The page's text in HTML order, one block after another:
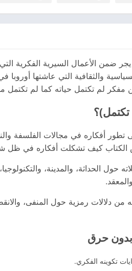
ضمن الأعمال السيرية الفكرية
والثقافية التي عاشتها
مفكر لم تكتمل حياته كما لم تكتمل
تكتمل)؟
تطور أفكاره في مجالات الفلسفة
كيف تشكلت أفكاره في ظل
حول الحداثة، والمدينة،
من دلالات رمزية حول المنفى،
بدون حرق
تكوينه الفكري.